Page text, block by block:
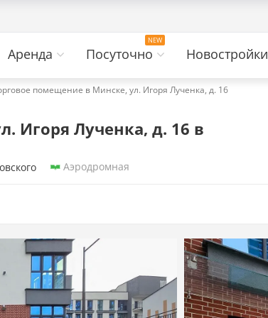
Аренда Посуточно Новостройки
помещение в Минске, ул. Игоря Лученка, д. 16
Игоря Лученка, д. 16 в
Аэродромная